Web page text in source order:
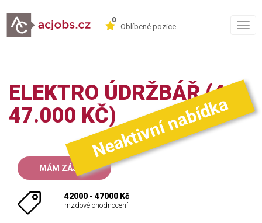
0
Oblíbené pozice
ELEKTRO ÚDRŽBÁŘ (42-
47.000 KČ)Neaktivní nabídka
MÁM ZÁJEM
42000 - 47000 Kč
mzdové ohodnocení